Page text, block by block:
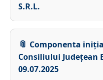
S.R.L.
Componenta
Consiliului Județean
09.07.2025